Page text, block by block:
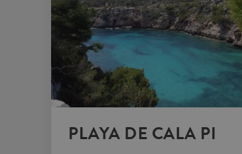
PLAYA DE CALA PI